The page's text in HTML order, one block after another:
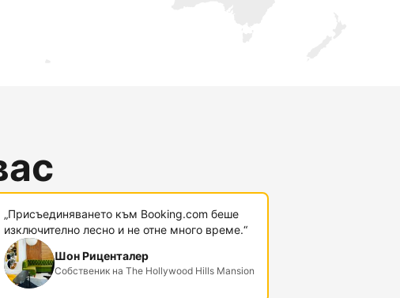
„Присъединяването към Booking.com беше
изключително лесно и не отне много време.“
Шон Риценталер
Собственик на The Hollywood Hills Mansion